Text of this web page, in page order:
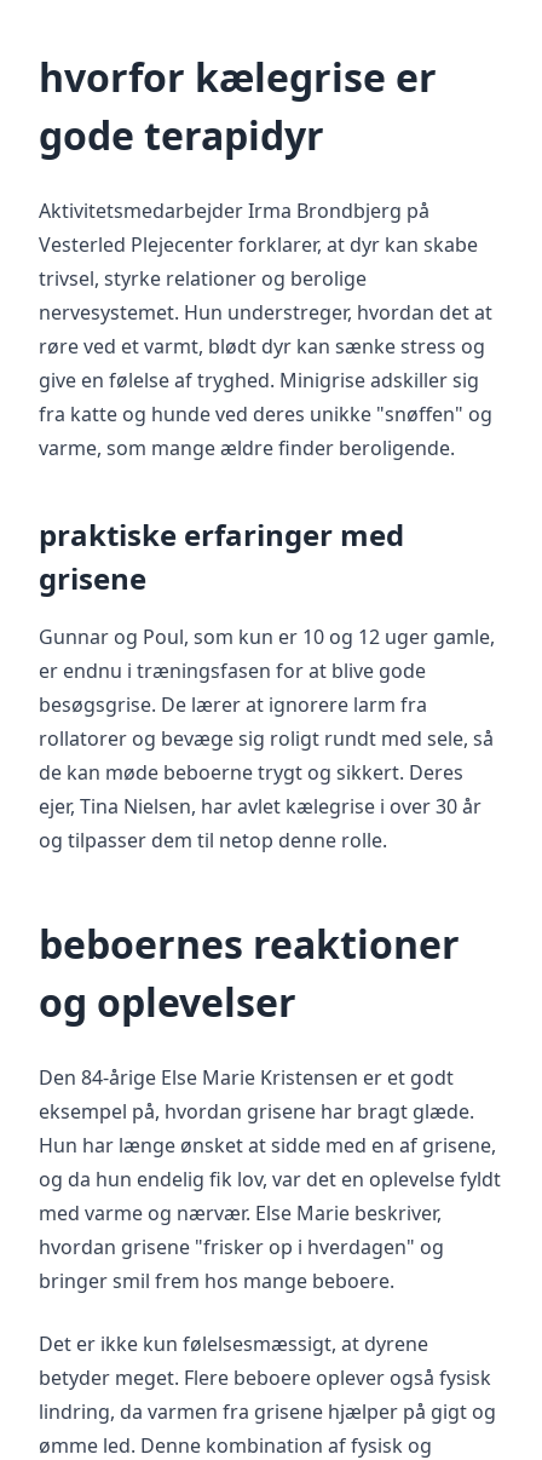
hvorfor kælegrise er
gode terapidyr
Aktivitetsmedarbejder Irma Brondbjerg på
Vesterled Plejecenter forklarer, at dyr kan skabe
trivsel, styrke relationer og berolige
nervesystemet. Hun understreger, hvordan det at
røre ved et varmt, blødt dyr kan sænke stress og
give en følelse af tryghed. Minigrise adskiller sig
fra katte og hunde ved deres unikke "snøffen" og
varme, som mange ældre finder beroligende.
praktiske erfaringer med
grisene
Gunnar og Poul, som kun er 10 og 12 uger gamle,
er endnu i træningsfasen for at blive gode
besøgsgrise. De lærer at ignorere larm fra
rollatorer og bevæge sig roligt rundt med sele, så
de kan møde beboerne trygt og sikkert. Deres
ejer, Tina Nielsen, har avlet kælegrise i over 30 år
og tilpasser dem til netop denne rolle.
beboernes reaktioner
og oplevelser
Den 84-årige Else Marie Kristensen er et godt
eksempel på, hvordan grisene har bragt glæde.
Hun har længe ønsket at sidde med en af grisene,
og da hun endelig fik lov, var det en oplevelse fyldt
med varme og nærvær. Else Marie beskriver,
hvordan grisene "frisker op i hverdagen" og
bringer smil frem hos mange beboere.
Det er ikke kun følelsesmæssigt, at dyrene
betyder meget. Flere beboere oplever også fysisk
lindring, da varmen fra grisene hjælper på gigt og
ømme led. Denne kombination af fysisk og